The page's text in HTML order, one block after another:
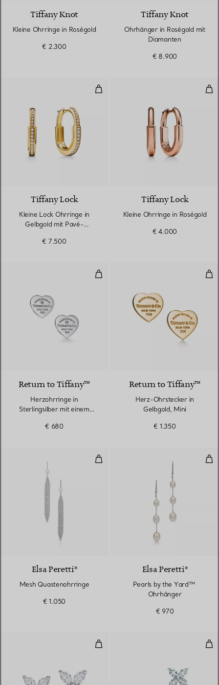
Tiffany Knot
Kleine Ohrringe in Roségold
€ 2.300
Tiffany Knot
Ohrhänger in Roségold mit
Diamanten
€ 8.900
Kleine Lock Ohrringe in
Tiffany Lock
Kleine Lock Ohrringe in
Gelbgold mit Pavé-
€ 7.500
Tiffany Lock
Kleine Ohrringe in Roségold
€ 4.000
Herzohrringe in Sterlingsilber
Return to Tiffany™
Herzohrringe in
Sterlingsilber mit einem
€ 680
Return to Tiffany™
Herz-Ohrstecker in
Gelbgold, Mini
€ 1.350
Mesh Quastenohrringe
Elsa Peretti®
Mesh Quastenohrringe
€ 1.050
Elsa Peretti®
Pearls by the Yard™ ​​
Ohrhänger
€ 970
Ohrringe